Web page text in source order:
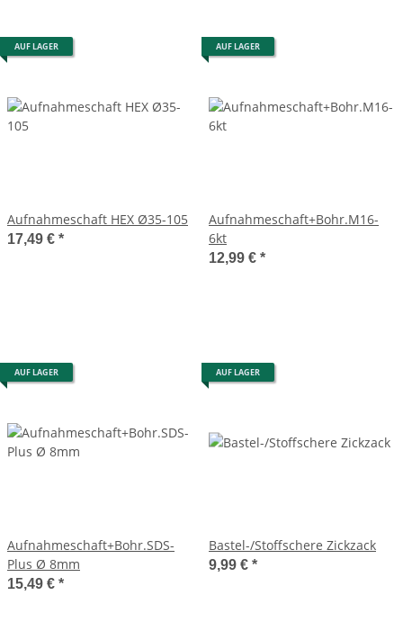
AUF LAGER
Aufnahmeschaft HEX Ø35-105
17,49 € *
AUF LAGER
Aufnahmeschaft+Bohr.M16-
6kt
12,99 € *
AUF LAGER
Aufnahmeschaft+Bohr.SDS-
Plus Ø 8mm
15,49 € *
AUF LAGER
Bastel-/Stoffschere Zickzack
9,99 € *